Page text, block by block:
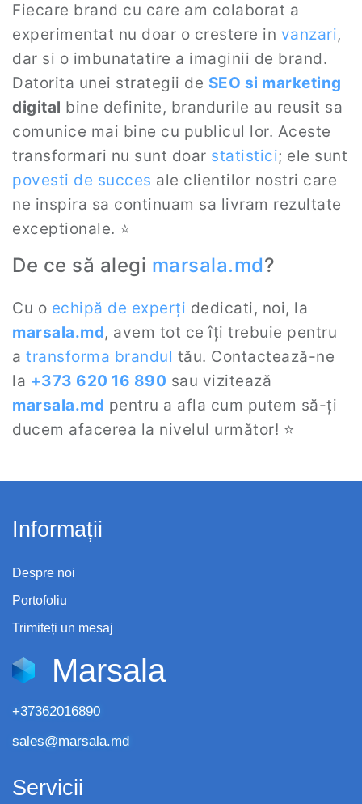
Fiecare brand cu care am colaborat a
experimentat nu doar o crestere in vanzari,
dar si o imbunatatire a imaginii de brand.
Datorita unei strategii de SEO si marketing
digital bine definite, brandurile au reusit sa
comunice mai bine cu publicul lor. Aceste
transformari nu sunt doar statistici; ele sunt
povesti de succes ale clientilor nostri care
ne inspira sa continuam sa livram rezultate
exceptionale. ⭐
De ce să alegi marsala.md?
Cu o echipă de experți dedicati, noi, la
marsala.md, avem tot ce îți trebuie pentru
a transforma brandul tău. Contactează-ne
la +373 620 16 890 sau vizitează
marsala.md pentru a afla cum putem să-ți
ducem afacerea la nivelul următor! ⭐
Informații
Despre noi
Portofoliu
Trimiteți un mesaj
Marsala
+37362016890
sales@marsala.md
Servicii